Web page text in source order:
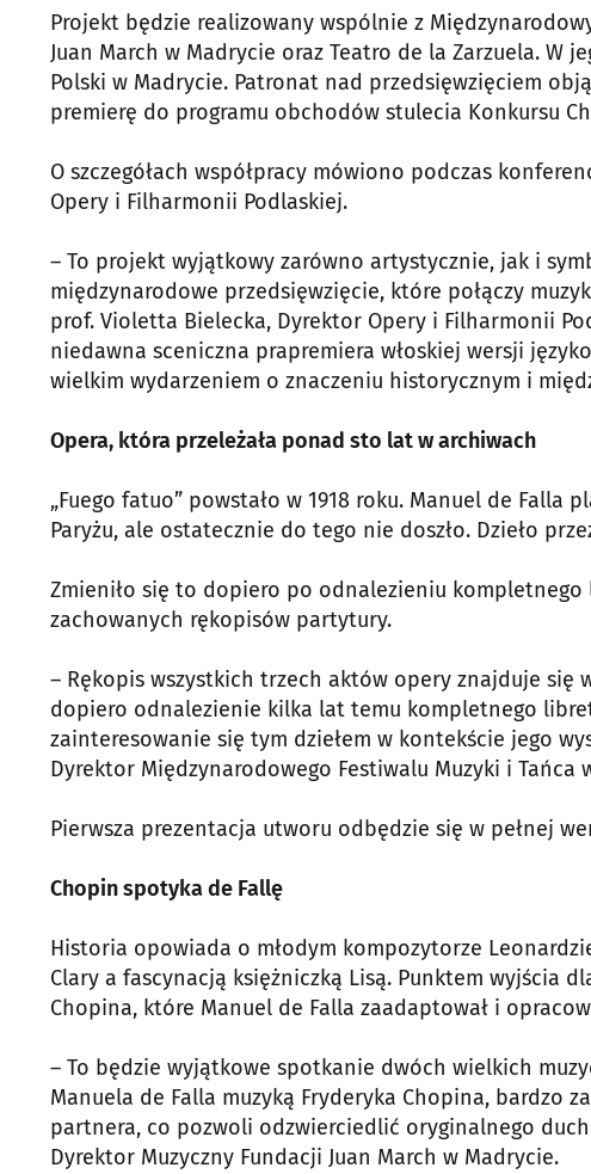
Projekt będzie realizowany wspólnie z
Juan March w Madrycie oraz Teatro de la Zarzuela.
Polski w Madrycie. Patronat nad przedsięwzięciem
premierę do programu obchodów stulecia Konkursu
O szczegółach współpracy mówiono podczas
Opery i Filharmonii Podlaskiej.
– To projekt wyjątkowy zarówno artystycznie, jak i
międzynarodowe przedsięwzięcie, które połączy
prof. Violetta Bielecka, Dyrektor Opery i Filharmonii
niedawna sceniczna prapremiera włoskiej wersji
wielkim wydarzeniem o znaczeniu historycznym i
Opera, która przeleżała ponad sto lat w archiwach
„Fuego fatuo” powstało w 1918 roku. Manuel de
Paryżu, ale ostatecznie do tego nie doszło. Dzieło
Zmieniło się to dopiero po odnalezieniu
zachowanych rękopisów partytury.
– Rękopis wszystkich trzech aktów opery znajduje się
dopiero odnalezienie kilka lat temu kompletnego
zainteresowanie się tym dziełem w kontekście jego
Dyrektor Międzynarodowego Festiwalu Muzyki i Tańca
Pierwsza prezentacja utworu odbędzie się w pełnej
Chopin spotyka de Fallę
Historia opowiada o młodym kompozytorze
Clary a fascynacją księżniczką Lisą. Punktem wyjścia
Chopina, które Manuel de Falla zaadaptował i
– To będzie wyjątkowe spotkanie dwóch wielkich
Manuela de Falla muzyką Fryderyka Chopina, bardzo
partnera, co pozwoli odzwierciedlić oryginalnego
Dyrektor Muzyczny Fundacji Juan March w Madrycie.